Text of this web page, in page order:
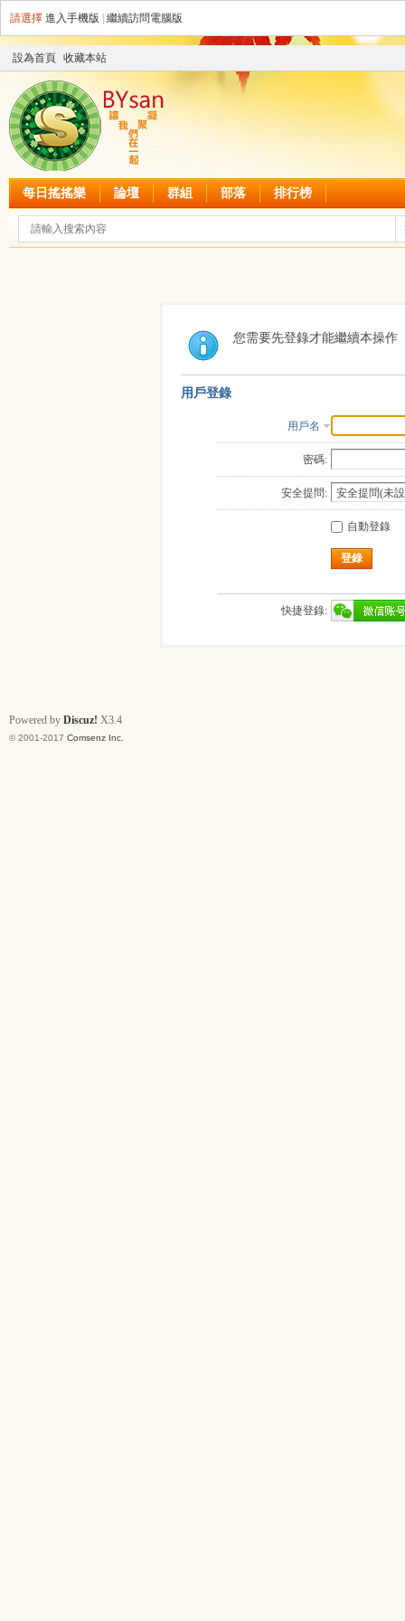
請選擇 進入手機版 繼續訪問電腦版
設為首頁 收藏本站
每日搖搖樂 論壇 群組 部落 排行榜
您需要先登錄才能繼續本操作
用戶登錄
用戶名
密碼:
安全提問:
自動登錄
登錄
快捷登錄:
Powered by Discuz! X3.4
© 2001-2017 Comsenz Inc.